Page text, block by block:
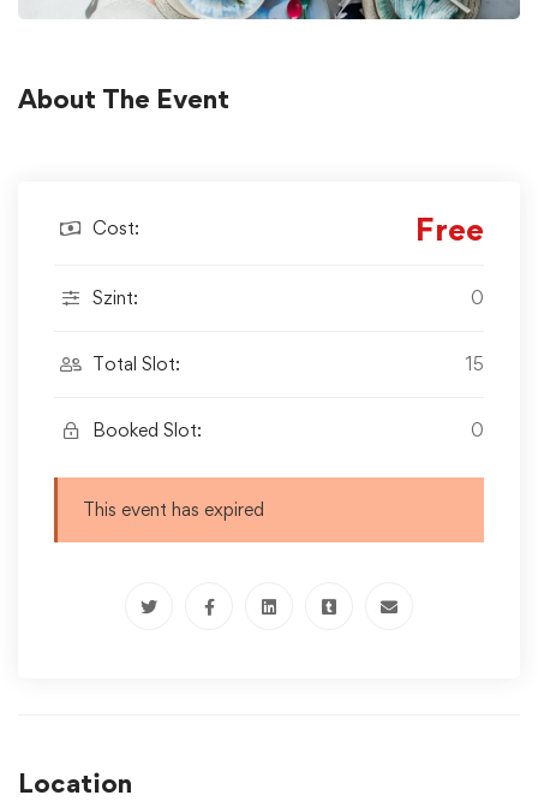
About The Event
Cost: Free
Szint: 0
Total Slot: 15
Booked Slot: 0
This event has expired
Location